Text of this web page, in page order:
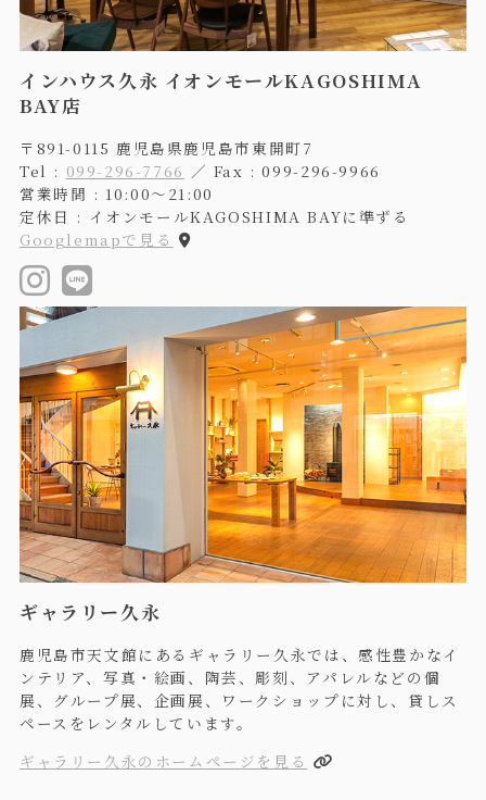
インハウス久永 イオンモールKAGOSHIMA
BAY店
〒891-0115 鹿児島県鹿児島市東開町7
Tel : 099-296-7766 ／ Fax : 099-296-9966
営業時間 : 10:00〜21:00
定休日 : イオンモールKAGOSHIMA BAYに準ずる
Googlemapで見る
ギャラリー久永
鹿児島市天文館にあるギャラリー久永では、感性豊かなイ
ンテリア、写真・絵画、陶芸、彫刻、アパレルなどの個
展、グループ展、企画展、ワークショップに対し、貸しス
ペースをレンタルしています。
ギャラリー久永のホームページを見る